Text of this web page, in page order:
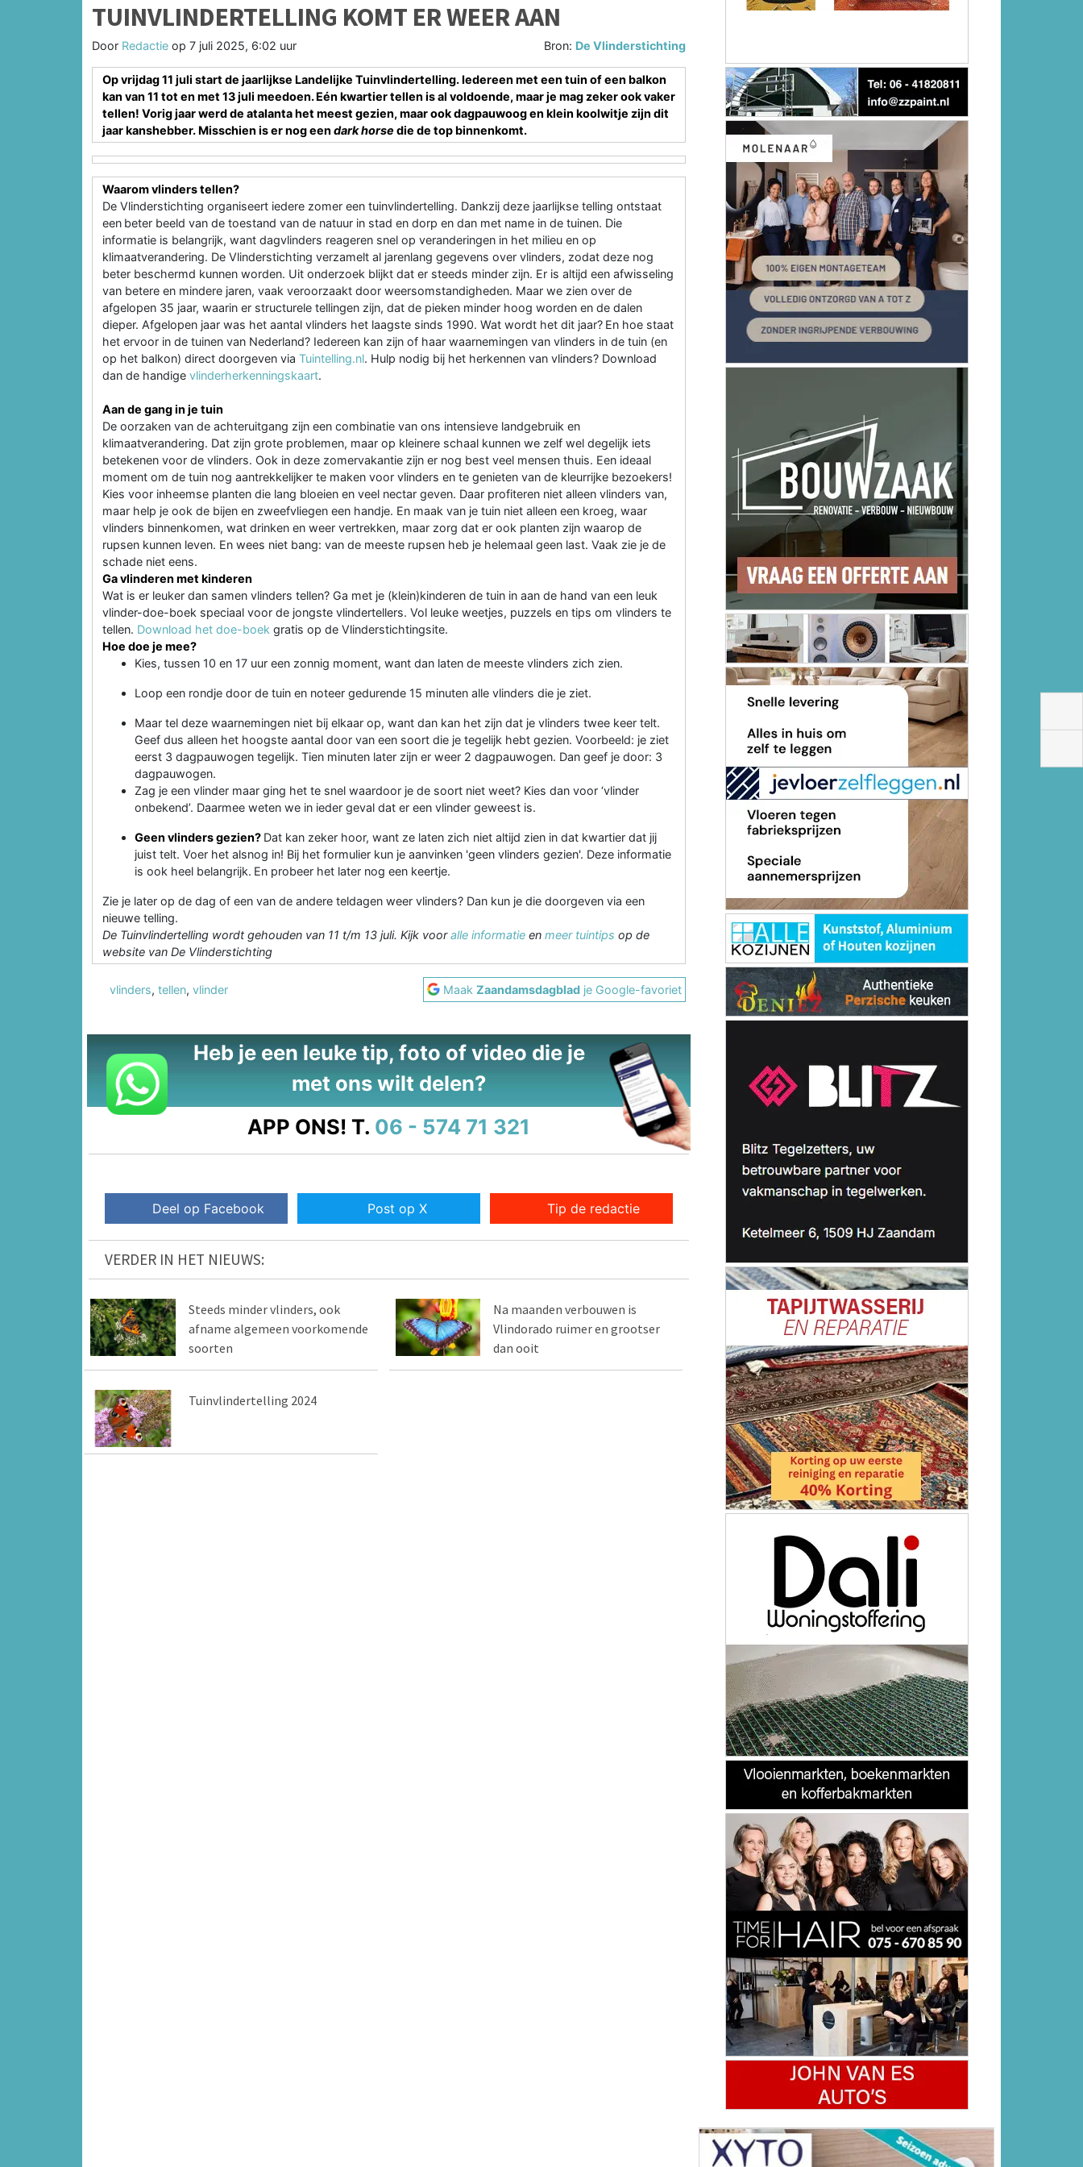
TUINVLINDERTELLING KOMT ER WEER AAN
Door Redactie op 7 juli 2025, 6:02 uur Bron: De Vlinderstichting
Op vrijdag 11 juli start de jaarlijkse Landelijke Tuinvlindertelling. Iedereen met een tuin of een balkon
kan van 11 tot en met 13 juli meedoen. Eén kwartier tellen is al voldoende, maar je mag zeker ook vaker
tellen! Vorig jaar werd de atalanta het meest gezien, maar ook dagpauwoog en klein koolwitje zijn dit
jaar kanshebber. Misschien is er nog een dark horse die de top binnenkomt.
Waarom vlinders tellen?
De Vlinderstichting organiseert iedere zomer een tuinvlindertelling. Dankzij deze jaarlijkse telling ontstaat
een beter beeld van de toestand van de natuur in stad en dorp en dan met name in de tuinen. Die
informatie is belangrijk, want dagvlinders reageren snel op veranderingen in het milieu en op
klimaatverandering. De Vlinderstichting verzamelt al jarenlang gegevens over vlinders, zodat deze nog
beter beschermd kunnen worden. Uit onderzoek blijkt dat er steeds minder zijn. Er is altijd een afwisseling
van betere en mindere jaren, vaak veroorzaakt door weersomstandigheden. Maar we zien over de
afgelopen 35 jaar, waarin er structurele tellingen zijn, dat de pieken minder hoog worden en de dalen
dieper. Afgelopen jaar was het aantal vlinders het laagste sinds 1990. Wat wordt het dit jaar? En hoe staat
het ervoor in de tuinen van Nederland? Iedereen kan zijn of haar waarnemingen van vlinders in de tuin (en
op het balkon) direct doorgeven via Tuintelling.nl. Hulp nodig bij het herkennen van vlinders? Download
dan de handige vlinderherkenningskaart.
Aan de gang in je tuin
De oorzaken van de achteruitgang zijn een combinatie van ons intensieve landgebruik en
klimaatverandering. Dat zijn grote problemen, maar op kleinere schaal kunnen we zelf wel degelijk iets
betekenen voor de vlinders. Ook in deze zomervakantie zijn er nog best veel mensen thuis. Een ideaal
moment om de tuin nog aantrekkelijker te maken voor vlinders en te genieten van de kleurrijke bezoekers!
Kies voor inheemse planten die lang bloeien en veel nectar geven. Daar profiteren niet alleen vlinders van,
maar help je ook de bijen en zweefvliegen een handje. En maak van je tuin niet alleen een kroeg, waar
vlinders binnenkomen, wat drinken en weer vertrekken, maar zorg dat er ook planten zijn waarop de
rupsen kunnen leven. En wees niet bang: van de meeste rupsen heb je helemaal geen last. Vaak zie je de
schade niet eens.
Ga vlinderen met kinderen
Wat is er leuker dan samen vlinders tellen? Ga met je (klein)kinderen de tuin in aan de hand van een leuk
vlinder-doe-boek speciaal voor de jongste vlindertellers. Vol leuke weetjes, puzzels en tips om vlinders te
tellen. Download het doe-boek gratis op de Vlinderstichtingsite.
Hoe doe je mee?
Kies, tussen 10 en 17 uur een zonnig moment, want dan laten de meeste vlinders zich zien.
Loop een rondje door de tuin en noteer gedurende 15 minuten alle vlinders die je ziet.
Maar tel deze waarnemingen niet bij elkaar op, want dan kan het zijn dat je vlinders twee keer telt.
Geef dus alleen het hoogste aantal door van een soort die je tegelijk hebt gezien. Voorbeeld: je ziet
eerst 3 dagpauwogen tegelijk. Tien minuten later zijn er weer 2 dagpauwogen. Dan geef je door: 3
dagpauwogen.
Zag je een vlinder maar ging het te snel waardoor je de soort niet weet? Kies dan voor ‘vlinder
onbekend’. Daarmee weten we in ieder geval dat er een vlinder geweest is.
Geen vlinders gezien? Dat kan zeker hoor, want ze laten zich niet altijd zien in dat kwartier dat jij
juist telt. Voer het alsnog in! Bij het formulier kun je aanvinken 'geen vlinders gezien'. Deze informatie
is ook heel belangrijk. En probeer het later nog een keertje.
Zie je later op de dag of een van de andere teldagen weer vlinders? Dan kun je die doorgeven via een
nieuwe telling.
De Tuinvlindertelling wordt gehouden van 11 t/m 13 juli. Kijk vooralle informatie en meer tuintips op de
website van De Vlinderstichting
vlinders, tellen, vlinder MaakZaandamsdagblad je Google-favoriet
Heb je een leuke tip, foto of video die je
met ons wilt delen?
APP ONS! T. 06 - 574 71 321
Deel op Facebook Post op X Tip de redactie
VERDER IN HET NIEUWS:
Steeds minder vlinders, ook
afname algemeen voorkomende
soorten
Na maanden verbouwen is
Vlindorado ruimer en grootser
dan ooit
Tuinvlindertelling 2024